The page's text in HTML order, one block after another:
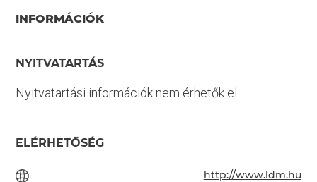
INFORMÁCIÓK
NYITVATARTÁS
Nyitvatartási információk nem érhetők el.
ELÉRHETŐSÉG
http://www.ldm.hu